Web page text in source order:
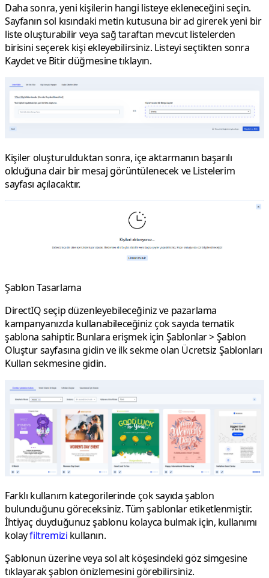
Daha sonra, yeni kişilerin hangi listeye ekleneceğini seçin.
Sayfanın sol kısındaki metin kutusuna bir ad girerek yeni bir
liste oluşturabilir veya sağ taraftan mevcut listelerden
birisini seçerek kişi ekleyebilirsiniz. Listeyi seçtikten sonra
Kaydet ve Bitirdüğmesine tıklayın.
Kişiler oluşturulduktan sonra, içe aktarmanın başarılı
olduğuna dair bir mesaj görüntülenecek veListelerim
sayfası açılacaktır.
Şablon Tasarlama
DirectIQ seçip düzenleyebileceğiniz ve pazarlama
kampanyanızda kullanabileceğiniz çok sayıda tematik
şablona sahiptir. Bunlara erişmek için Şablonlar > Şablon
Oluştursayfasına gidin ve ilk sekme olan Ücretsiz Şablonları
Kullansekmesine gidin.
Farklı kullanım kategorilerinde çok sayıda şablon
bulunduğunu göreceksiniz. Tüm şablonlar etiketlenmiştir.
İhtiyaç duyduğunuz şablonu kolayca bulmak için, kullanımı
kolayfiltremizi kullanın.
Şablonun üzerine veya sol alt köşesindeki göz simgesine
tıklayarak şablon önizlemesini görebilirsiniz.